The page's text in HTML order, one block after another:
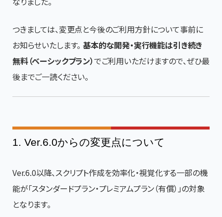
つきましては、変更点と今後のご利用方針について事前に
お知らせいたします。基本的な開発・実行機能は引き続き
無料（ベーシックプラン）でご利用いただけますので、ぜひ最
後までご一読ください。
1. Ver.6.0からの変更点について
Ver.6.0以降、スクリプト作成を効率化・視覚化する一部の機
能が「スタンダードプラン・プレミアムプラン（有償）」の対象
となります。